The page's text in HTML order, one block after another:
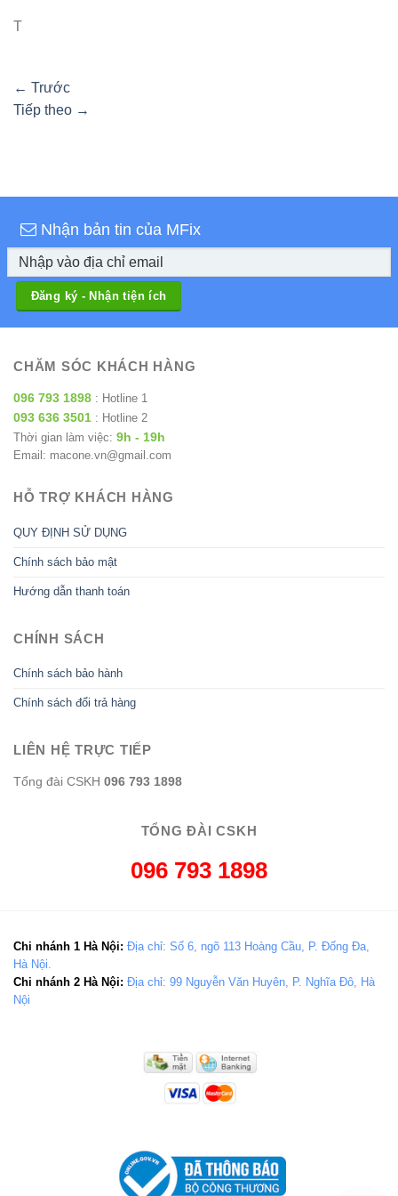
T
← Trước
Tiếp theo →
Nhận bản tin của MFix
CHĂM SÓC KHÁCH HÀNG
096 793 1898 : Hotline 1
093 636 3501 : Hotline 2
Thời gian làm việc: 9h - 19h
Email: macone.vn@gmail.com
HỖ TRỢ KHÁCH HÀNG
QUY ĐỊNH SỬ DỤNG
Chính sách bảo mật
Hướng dẫn thanh toán
CHÍNH SÁCH
Chính sách bảo hành
Chính sách đổi trả hàng
LIÊN HỆ TRỰC TIẾP
Tổng đài CSKH 096 793 1898
TỔNG ĐÀI CSKH
096 793 1898
Chi nhánh 1 Hà Nội: Địa chỉ: Số 6, ngõ 113 Hoàng Cầu, P. Đống Đa,
Hà Nội.
Chi nhánh 2 Hà Nội: Địa chỉ: 99 Nguyễn Văn Huyên, P. Nghĩa Đô, Hà
Nội